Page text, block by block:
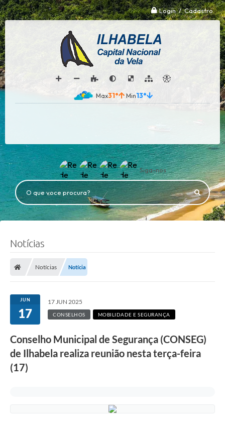
Login / Cadastro
31° 13°
Siga-nos
O que voce procura?
Notícias
Notícias Notícia
JUN
17
17 JUN 2025
CONSELHOS MOBILIDADE E SEGURANÇA
Conselho Municipal de Segurança (CONSEG)
de Ilhabela realiza reunião nesta terça-feira
(17)